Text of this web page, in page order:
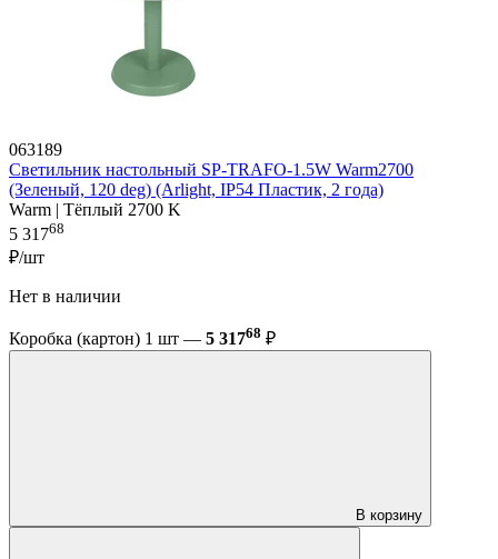
063189
Светильник настольный SP-TRAFO-1.5W Warm2700
(Зеленый, 120 deg) (Arlight, IP54 Пластик, 2 года)
Warm | Тёплый 2700 K
5 31768
₽/шт
Нет в наличии
Коробка (картон) 1 шт — 5 31768 ₽
В корзину